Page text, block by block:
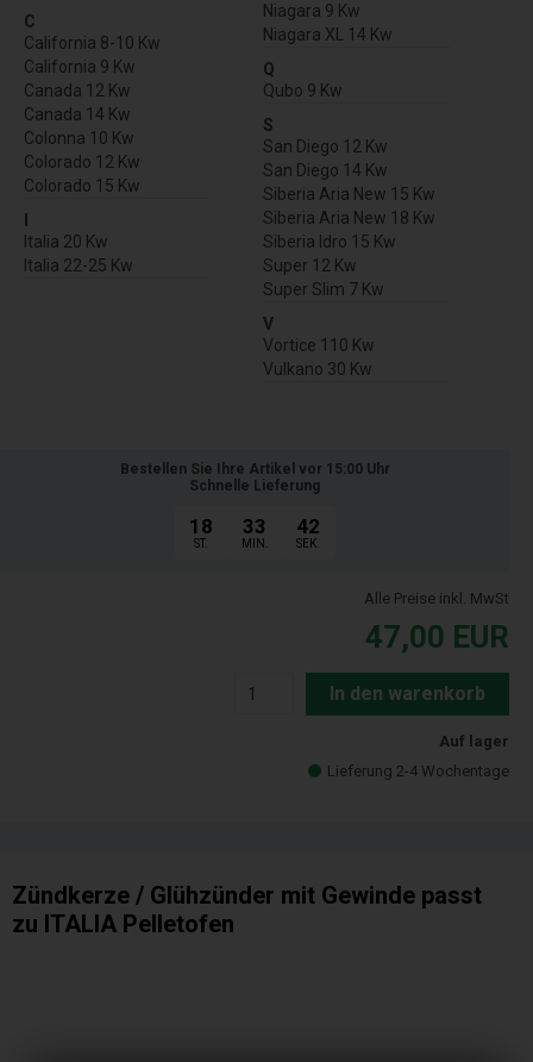
C
California 8-10 Kw
California 9 Kw
Canada 12 Kw
Canada 14 Kw
Colonna 10 Kw
Colorado 12 Kw
Colorado 15 Kw
Italia 20 Kw
Italia 22-25 Kw
Niagara 9 Kw
Niagara XL 14 Kw
Q
Qubo 9 Kw
S
San Diego 12 Kw
San Diego 14 Kw
Siberia Aria New 15 Kw
Siberia Aria New 18 Kw
Siberia Idro 15 Kw
Super 12 Kw
Super Slim 7 Kw
V
Vortice 110 Kw
Vulkano 30 Kw
Bestellen Sie Ihre Artikel vor 15:00 Uhr
Schnelle Lieferung
18
ST.
33
MIN.
42
SEK.
Alle Preise inkl. MwSt
47,00 EUR
In den warenkorb
Auf lager
Lieferung 2-4 Wochentage
Zündkerze / Glühzünder mit Gewinde passt
zu ITALIA Pelletofen